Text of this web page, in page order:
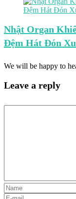
Nhật Organ
Đệm Hát Đón
We will be happy to
Leave a reply